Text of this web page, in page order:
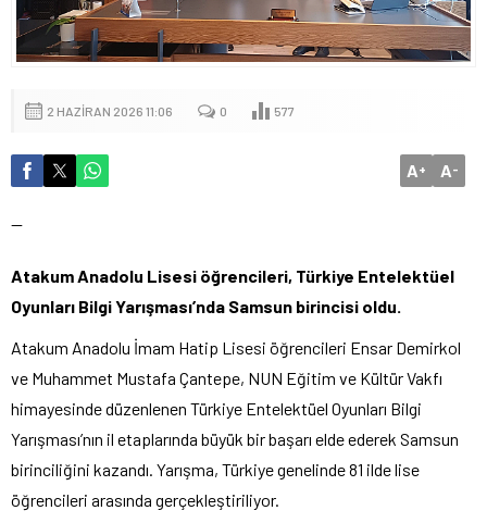
2 HAZIRAN 2026 11:06 0 577
A+ A-
—
Atakum Anadolu Lisesi öğrencileri, Türkiye Entelektüel
Oyunları Bilgi Yarışması’nda Samsun birincisi oldu.
Atakum Anadolu İmam Hatip Lisesi öğrencileri Ensar Demirkol
ve Muhammet Mustafa Çantepe, NUN Eğitim ve Kültür Vakfı
himayesinde düzenlenen Türkiye Entelektüel Oyunları Bilgi
Yarışması’nın il etaplarında büyük bir başarı elde ederek Samsun
birinciliğini kazandı. Yarışma, Türkiye genelinde 81 ilde lise
öğrencileri arasında gerçekleştiriliyor.